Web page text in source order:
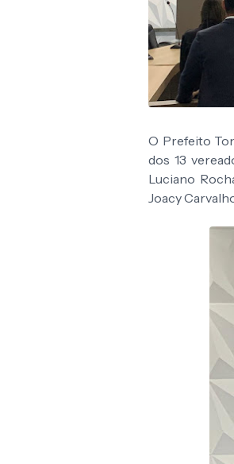
O Prefeito
dos 13
Luciano
Joacy